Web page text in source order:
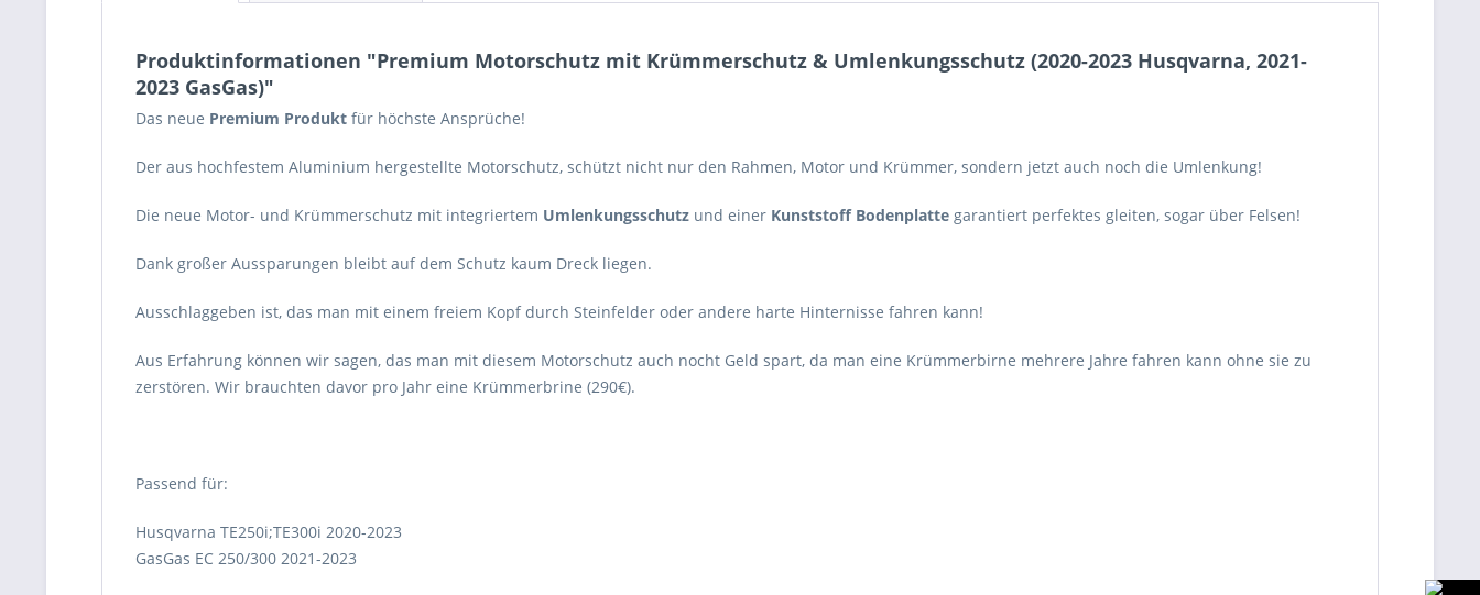
Produktinformationen "Premium Motorschutz mit Krümmerschutz & Umlenkungsschutz (2020-2023 Husqvarna, 2021-
2023 GasGas)"
Das neue Premium Produkt für höchste Ansprüche!
Der aus hochfestem Aluminium hergestellte Motorschutz, schützt nicht nur den Rahmen, Motor und Krümmer, sondern jetzt auch noch die Umlenkung!
Die neue Motor- und Krümmerschutz mit integriertem Umlenkungsschutz und einer Kunststoff Bodenplatte garantiert perfektes gleiten, sogar über Felsen!
Dank großer Aussparungen bleibt auf dem Schutz kaum Dreck liegen.
Ausschlaggeben ist, das man mit einem freiem Kopf durch Steinfelder oder andere harte Hinternisse fahren kann!
Aus Erfahrung können wir sagen, das man mit diesem Motorschutz auch nocht Geld spart, da man eine Krümmerbirne mehrere Jahre fahren kann ohne sie zu
zerstören. Wir brauchten davor pro Jahr eine Krümmerbrine (290€).
Passend für:
Husqvarna TE250i;TE300i 2020-2023
GasGas EC 250/300 2021-2023